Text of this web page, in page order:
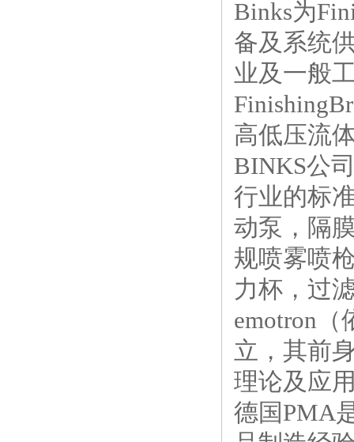
Binks为
备及系统
业及一般
高低压流
BINKS公
行业的标
动泵，隔
规喷雾喷
力杯，过
emotron
立，其前
理论及应
德国PMA